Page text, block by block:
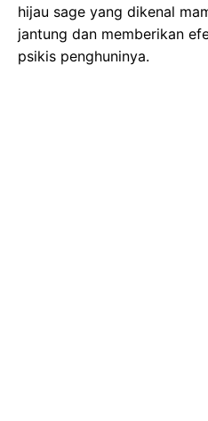
hijau sage yang dikenal
jantung dan memberikan
psikis penghuninya.